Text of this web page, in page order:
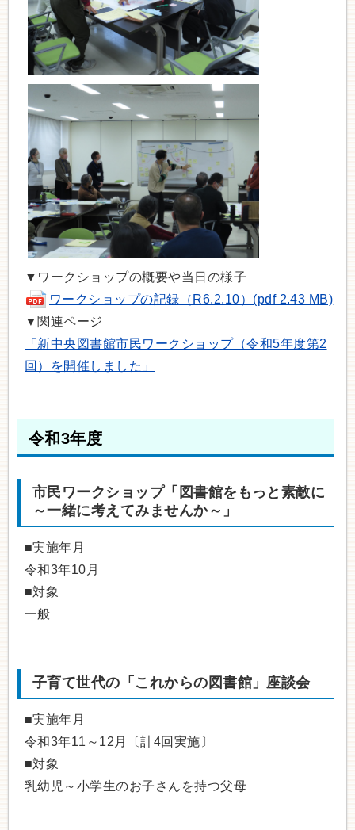
▼ワークショップの概要や当日の様子
ワークショップの記録（R6.2.10）(pdf 2.43 MB)
▼関連ページ
「新中央図書館市民ワークショップ（令和5年度第2
回）を開催しました」
令和3年度
市民ワークショップ「図書館をもっと素敵に
～一緒に考えてみませんか～」
■実施年月
令和3年10月
■対象
一般
子育て世代の「これからの図書館」座談会
■実施年月
令和3年11～12月〔計4回実施〕
■対象
乳幼児～小学生のお子さんを持つ父母